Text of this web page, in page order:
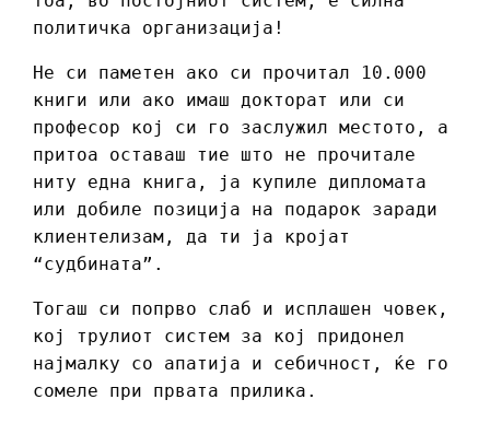
политичка организација!
Не си паметен ако си прочитал 10.000
книги или ако имаш докторат или си
професор кој си го заслужил местото, а
притоа оставаш тие што не прочитале
ниту една книга, ја купиле дипломата
или добиле позиција на подарок заради
клиентелизам, да ти ја кројат
“судбината”.
Тогаш си попрво слаб и исплашен човек,
кој трулиот систем за кој придонел
најмалку со апатија и себичност, ќе го
сомеле при првата прилика.